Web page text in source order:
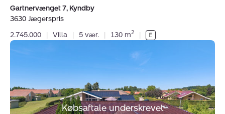
Gartnervænget 7, Kyndby
3630 Jægerspris
2.745.000
| Villa | 5 vær. | 130 m2 |
Slangerup
Købsaftale underskrevet